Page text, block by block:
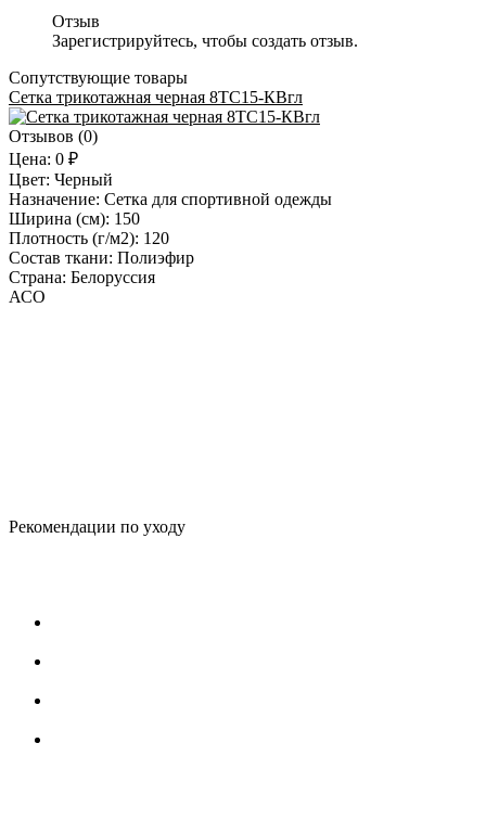
Отзыв
Зарегистрируйтесь, чтобы создать отзыв.
Сопутствующие товары
Сетка трикотажная черная 8ТС15-КВгл
Отзывов (0)
Цена: 0 ₽
Цвет: Черный
Назначение: Сетка для спортивной одежды
Ширина (см): 150
Плотность (г/м2): 120
Состав ткани: Полиэфир
Страна: Белоруссия
АСО
Рекомендации по уходу